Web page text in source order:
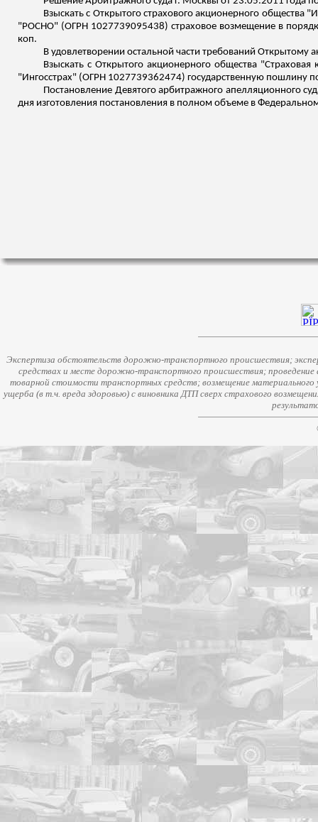
Взыскать с Открытого страхового акционерного
"РОСНО" (ОГРН 1027739095438) страховое возмещение в
коп.
В удовлетворении остальной части требований
Взыскать с Открытого акционерного общества
"Ингосстрах" (ОГРН 1027739362474) государственную пошлину
Постановление Девятого арбитражного апелляционного
дня изготовления постановления в полном объеме в
Экспертиза обстоятельств дорожно-транспортного происшествия;
средствах и месте дорожно-транспортного происшествия;
товарной стоимости транспортных средств; возмещение
ущерба (в т.ч. вреда здоровью) с виновника ДТП сверх страхового